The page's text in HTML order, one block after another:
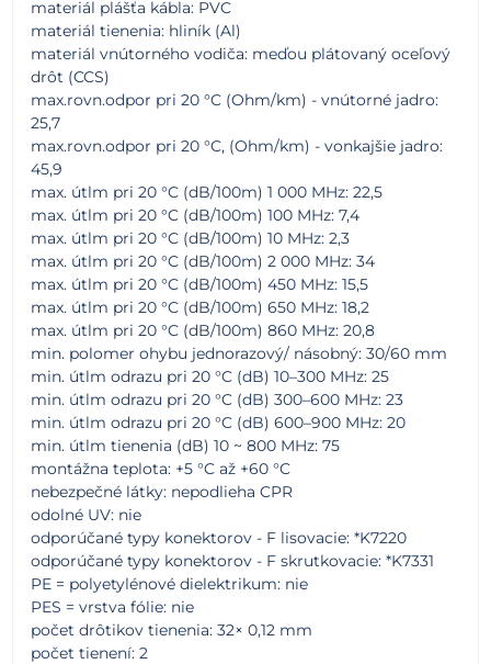
materiál plášťa kábla: PVC
materiál tienenia: hliník (Al)
materiál vnútorného vodiča: meďou plátovaný oceľový
drôt (CCS)
max.rovn.odpor pri 20 °C (Ohm/km) - vnútorné jadro:
25,7
max.rovn.odpor pri 20 °C, (Ohm/km) - vonkajšie jadro:
45,9
max. útlm pri 20 °C (dB/100m) 1 000 MHz: 22,5
max. útlm pri 20 °C (dB/100m) 100 MHz: 7,4
max. útlm pri 20 °C (dB/100m) 10 MHz: 2,3
max. útlm pri 20 °C (dB/100m) 2 000 MHz: 34
max. útlm pri 20 °C (dB/100m) 450 MHz: 15,5
max. útlm pri 20 °C (dB/100m) 650 MHz: 18,2
max. útlm pri 20 °C (dB/100m) 860 MHz: 20,8
min. polomer ohybu jednorazový/ násobný: 30/60 mm
min. útlm odrazu pri 20 °C (dB) 10–300 MHz: 25
min. útlm odrazu pri 20 °C (dB) 300–600 MHz: 23
min. útlm odrazu pri 20 °C (dB) 600–900 MHz: 20
min. útlm tienenia (dB) 10 ~ 800 MHz: 75
montážna teplota: +5 °C až +60 °C
nebezpečné látky: nepodlieha CPR
odolné UV: nie
odporúčané typy konektorov - F lisovacie: *K7220
odporúčané typy konektorov - F skrutkovacie: *K7331
PE = polyetylénové dielektrikum: nie
PES = vrstva fólie: nie
počet drôtikov tienenia: 32× 0,12 mm
počet tienení: 2